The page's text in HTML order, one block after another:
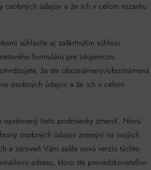
osobných údajov a že ich v celom rozsahu
súhlasíte aj zaškrtnutím súhlasu
formuláru pre záujemcov.
že ste oboznámený/oboznámená
osobných údajov a že ich v celom
oprávnený tieto podmienky zmeniť. Novú
osobných údajov zverejní na svojich
a zároveň Vám zašle novú verziu týchto
mailovú adresu, ktorú ste prevádzkovateľovi